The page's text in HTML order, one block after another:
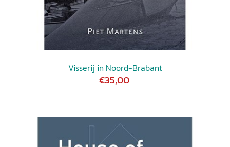
Visserij in Noord-Brabant
€35,00